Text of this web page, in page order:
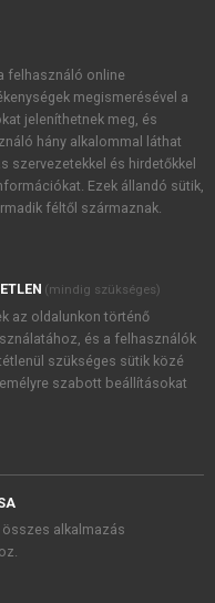
akcióiról.
Zrt. újdonságairól,
tudomásul
, valamint a szotar.netés a
foglaltakat
felhasználó online
megismerésével a
jeleníthetnek meg, és
hány alkalommal láthat
szervezetekkel és hirdetőkkel
Ezek állandó sütik,
féltől származnak.
(mindig szükséges)
az oldalunkon történő
és a felhasználók
szükséges sütik közé
szabott beállításokat
alkalmazás